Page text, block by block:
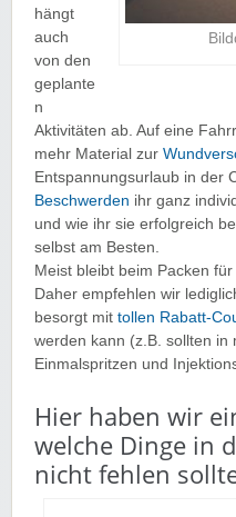
hängt
auch
von den
geplante
n
Aktivitäten ab. Auf eine
mehr Material zur
Entspannungsurlaub in der
Beschwerden ihr ganz
und wie ihr sie erfolgreich
selbst am Besten.
Meist bleibt beim Packen für
Daher empfehlen wir
besorgt mit tollen Rabatt-
werden kann (z.B. sollten in
Einmalspritzen und
Hier haben wir
welche Dinge in
nicht fehlen